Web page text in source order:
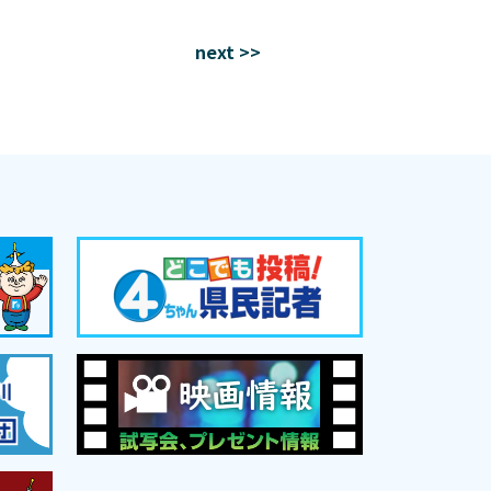
next >>